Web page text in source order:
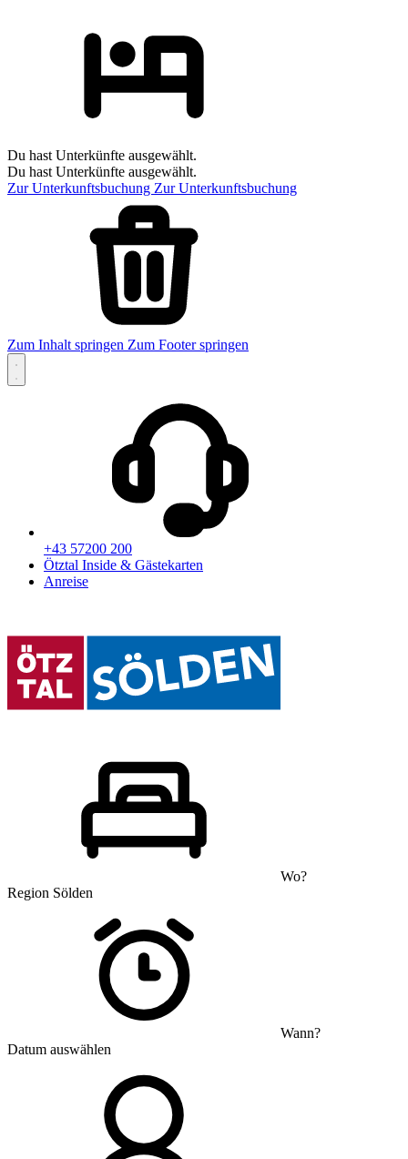
Du hast Unterkünfte ausgewählt.
Du hast Unterkünfte ausgewählt.
Zur Unterkunftsbuchung Zur Unterkunftsbuchung
Zum Inhalt springen Zum Footer springen
+43 57200 200
Ötztal Inside & Gästekarten
Anreise
Wo?
Region Sölden
Wann?
Datum auswählen